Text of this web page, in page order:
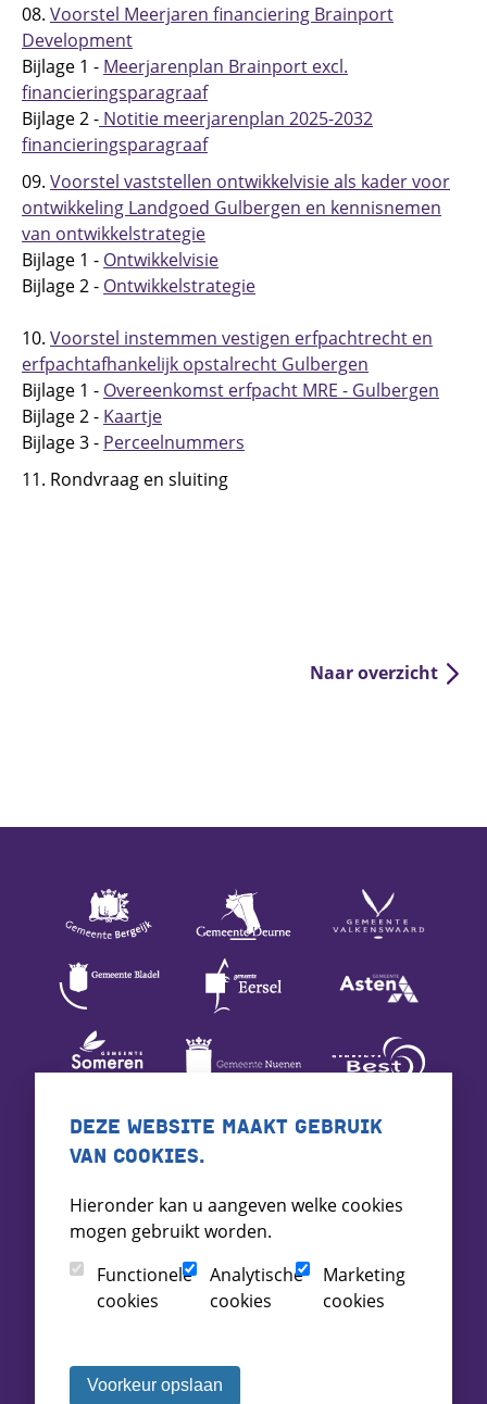
08. Voorstel Meerjaren financiering Brainport
Development
Bijlage 1 - Meerjarenplan Brainport excl.
financieringsparagraaf
Bijlage 2 - Notitie meerjarenplan 2025-2032
financieringsparagraaf
09. Voorstel vaststellen ontwikkelvisie als kader voor
ontwikkeling Landgoed Gulbergen en kennisnemen
van ontwikkelstrategie
Bijlage 1 - Ontwikkelvisie
Bijlage 2 - Ontwikkelstrategie
10. Voorstel instemmen vestigen erfpachtrecht en
erfpachtafhankelijk opstalrecht Gulbergen
Bijlage 1 - Overeenkomst erfpacht MRE - Gulbergen
Bijlage 2 - Kaartje
Bijlage 3 - Perceelnummers
11. Rondvraag en sluiting
Naar overzicht
DEZE WEBSITE MAAKT GEBRUIK
VAN COOKIES.
Hieronder kan u aangeven welke cookies
mogen gebruikt worden.
Functionele
cookies
Analytische
cookies
Marketing
cookies
Voorkeur opslaan